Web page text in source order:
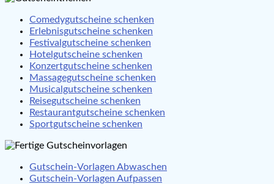
Comedygutscheine schenken
Erlebnisgutscheine schenken
Festivalgutscheine schenken
Hotelgutscheine schenken
Konzertgutscheine schenken
Massagegutscheine schenken
Musicalgutscheine schenken
Reisegutscheine schenken
Restaurantgutscheine schenken
Sportgutscheine schenken
Gutschein-Vorlagen Abwaschen
Gutschein-Vorlagen Aufpassen